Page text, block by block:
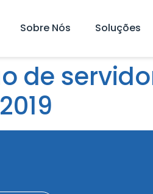
Sobre Nós Soluções
de